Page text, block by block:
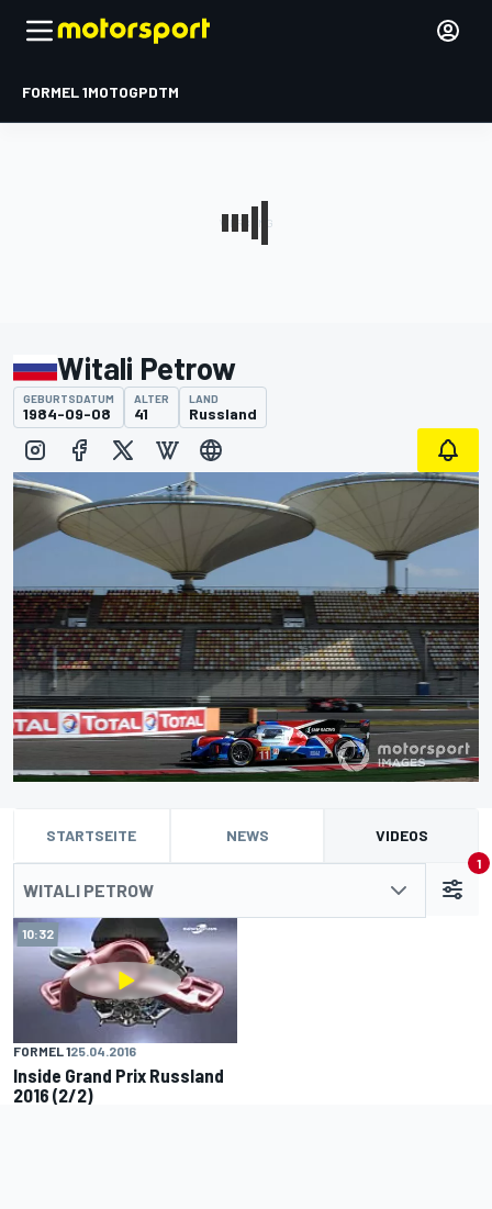
FORMEL 1MOTOGPDTM
Witali Petrow
GEBURTSDATUM
1984-09-08
ALTER
41
LAND
Russland
STARTSEITE NEWS VIDEOS
WITALI PETROW
1
10:32
FORMEL 125.04.2016
Inside Grand Prix Russland
2016 (2/2)